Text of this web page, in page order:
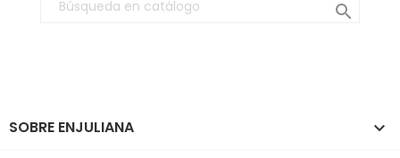

SOBRE ENJULIANA 